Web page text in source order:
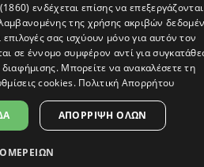
Ειδήσεις,
ενδέχεται επίσης να
της χρήσης ακριβών
σας ισχύουν μόνο για αυτόν τον
σε έννομο συμφέρον αντί για
διαφήμισης. Μπορείτε να ανακαλέσετε τη
cookies. Πολιτική Απορρήτου
ΑΠΌΡΡΙΨΗ ΌΛΩΝ